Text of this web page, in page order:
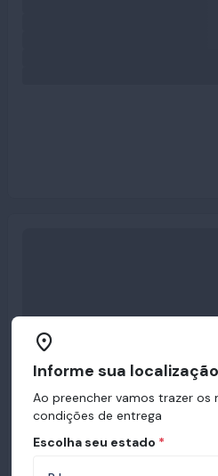
Informe sua localização
Ao preencher vamos trazer os
condições de entrega
Escolha seu estado *